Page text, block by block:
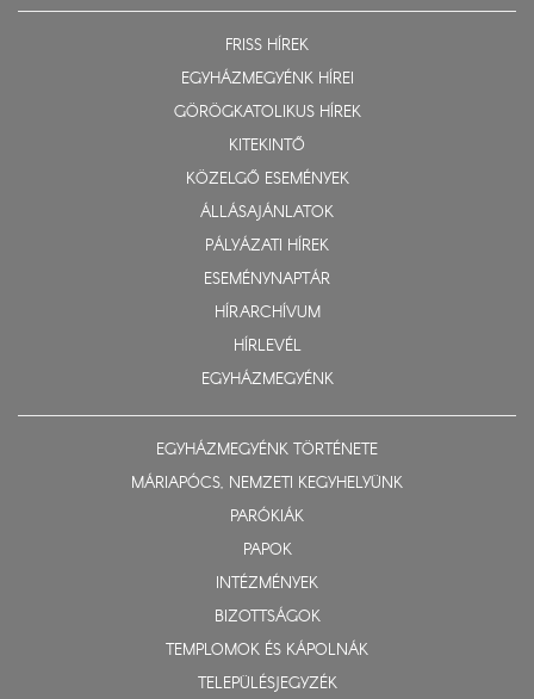
FRISS HÍREK
EGYHÁZMEGYÉNK HÍREI
GÖRÖGKATOLIKUS HÍREK
KITEKINTŐ
KÖZELGŐ ESEMÉNYEK
ÁLLÁSAJÁNLATOK
PÁLYÁZATI HÍREK
ESEMÉNYNAPTÁR
HÍRARCHÍVUM
HÍRLEVÉL
EGYHÁZMEGYÉNK
EGYHÁZMEGYÉNK TÖRTÉNETE
MÁRIAPÓCS, NEMZETI KEGYHELYÜNK
PARÓKIÁK
PAPOK
INTÉZMÉNYEK
BIZOTTSÁGOK
TEMPLOMOK ÉS KÁPOLNÁK
TELEPÜLÉSJEGYZÉK